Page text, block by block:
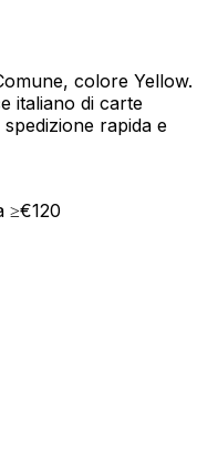
colore Yellow.
italiano di carte
rapida e
≥€120